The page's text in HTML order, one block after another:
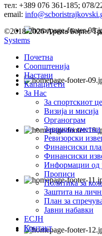
тел: +389 076 361-185; 078/
email:
©2018-2026 Арена Борис
Systems
Почетна
Соопштенија
Настани
Капацитети
За Нас
За спортскиот
Визија и мисија
Органограм
Завршни сметки
Ревизорски
Финансиски
Финансиски
Информации од
Прописи
Политика за
Заштита на
План за
Јавни набавки
ЕСЈН
Контакт